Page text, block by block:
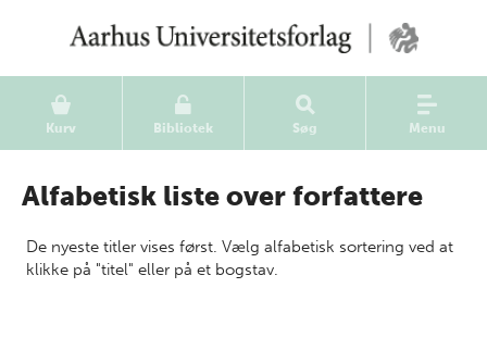
Kurv Bibliotek Søg Menu
Alfabetisk liste over forfattere
De nyeste titler vises først. Vælg alfabetisk sortering ved at
klikke på "titel" eller på et bogstav.